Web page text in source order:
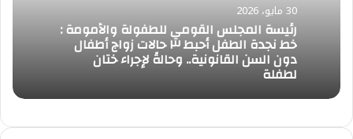
30 مايو، 2026
رئيسة المجلس القومي للطفولة والأمومة :
خط نجدة الطفل أحبط ٣ حالات زواج أطفال
دون السن القانونية.. وحالةً لإجراء ختان
لطفلة